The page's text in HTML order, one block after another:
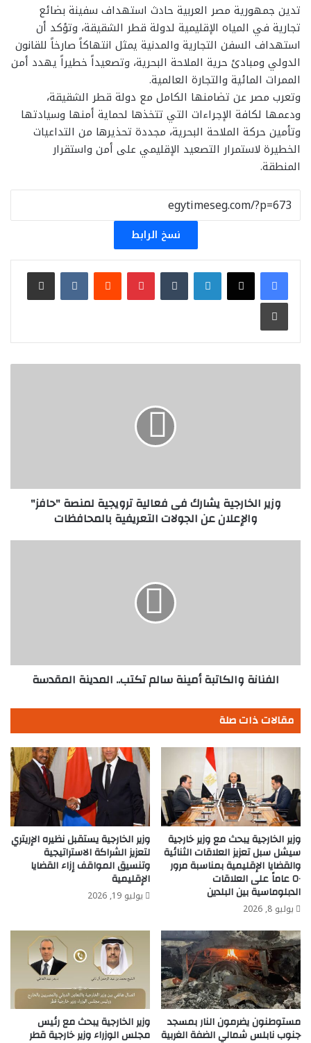
تدين جمهورية مصر العربية حادث استهداف سفينة بضائع
تجارية في المياه الإقليمية لدولة قطر الشقيقة، وتؤكد أن
استهداف السفن التجارية والمدنية يمثل انتهاكاً صارخاً للقانون
الدولي ومبادئ حرية الملاحة البحرية، وتصعيداً خطيراً يهدد أمن
الممرات المائية والتجارة العالمية.
وتعرب مصر عن تضامنها الكامل مع دولة قطر الشقيقة،
ودعمها لكافة الإجراءات التي تتخذها لحماية أمنها وسيادتها
وتأمين حركة الملاحة البحرية، مجددة تحذيرها من التداعيات
الخطيرة لاستمرار التصعيد الإقليمي على أمن واستقرار
المنطقة.
نسخ الرابط
لينكدإن بينتيريست
مشاركة عبر البريد
طباعة
والإعلان
بالمحافظات
وزير الخارجية يشارك فى فعالية ترويجية لمنصة "حافز"
والإعلان عن الجولات التعريفية بالمحافظات
الفنانة والكاتبة أمينة سالم تكتب.. المدينة المقدسة
مقالات ذات صلة
وزير الخارجية يبحث مع وزير خارجية
سيشل سبل تعزيز العلاقات الثنائية
والقضايا الإقليمية بمناسبة مرور
٥٠ عاماً على العلاقات
الدبلوماسية بين البلدين
يوليو 8, 2026
وزير الخارجية يستقبل نظيره الإريتري
لتعزيز الشراكة الاستراتيجية
وتنسيق المواقف إزاء القضايا
الإقليمية
يوليو 19, 2026
مستوطنون يضرمون النار بمسجد
جنوب نابلس شمالي الضفة الغربية
وزير الخارجية يبحث مع رئيس
مجلس الوزراء وزير خارجية قطر